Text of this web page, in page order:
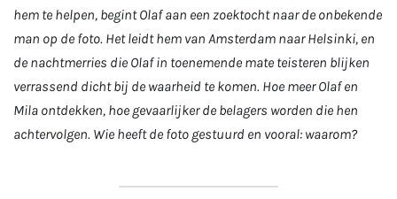
hem te helpen, begint Olaf aan een zoektocht naar de onbekende
man op de foto. Het leidt hem van Amsterdam naar Helsinki, en
de nachtmerries die Olaf in toenemende mate teisteren blijken
verrassend dicht bij de waarheid te komen. Hoe meer Olaf en
Mila ontdekken, hoe gevaarlijker de belagers worden die hen
achtervolgen. Wie heeft de foto gestuurd en vooral: waarom?